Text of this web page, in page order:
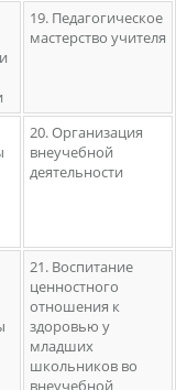
19. Педагогическое
мастерство учителя
20. Организация
внеучебной
деятельности
21. Воспитание
ценностного
отношения к
здоровью у
младших
школьников во
внеучебной